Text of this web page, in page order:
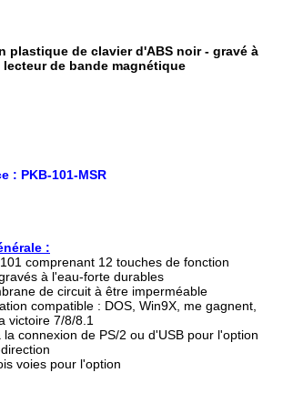
plastique de clavier d'ABS noir - gravé à
de bande magnétique
: PKB-101-MSR
:
comprenant 12 touches de fonction
à l'eau-forte durables
de circuit à être imperméable
compatible : DOS, Win9X, me gagnent,
victoire 7/8/8.1
connexion de PS/2 ou d'USB pour l'option
voies pour l'option